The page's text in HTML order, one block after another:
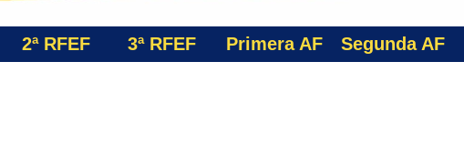
2ª RFEF 3ªRFEF Primera AF Segunda AF